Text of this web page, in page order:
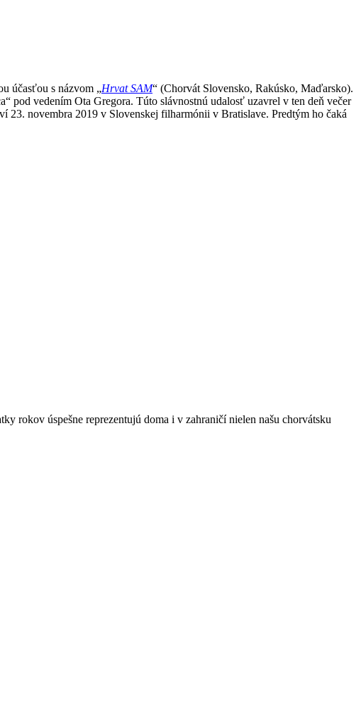
účasťou s názvom „Hrvat SAM“ (Chorvát Slovensko, Rakúsko, Maďarsko).
pod vedením Ota Gregora. Túto slávnostnú udalosť uzavrel v ten deň večer
23. novembra 2019 v Slovenskej filharmónii v Bratislave. Predtým ho čaká
rokov úspešne reprezentujú doma i v zahraničí nielen našu chorvátsku